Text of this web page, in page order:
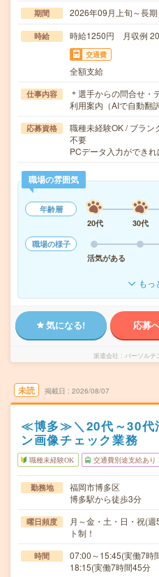
期間 2026年09月上旬～長
時給 時給1250円 月収例
交通費
全額支給
仕事内容
＊選手からの問合せ・
利用案内（AIで自動翻
応募資格
職種未経験OK / ブラン
不要
PCデータ入力ができれ
職場の雰囲気
年齢層
20代
30代
職場の様子
活気がある
もっ
気になる! 応募
派遣会社 パーソルテ
未読 掲載日 2026/08/07
≪博多≫＼20代～30代
ン画像チェック業務
職種未経験OK 交通費別途支給あり
勤務地
福岡市博多区
博多駅から徒歩3分
曜日頻度
月～金・土・日・祝(
ト制！
時間
07:00～15:45(実働7
18:15(実働7時間45